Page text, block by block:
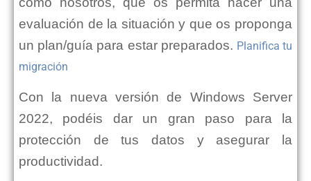
evaluación de la situación y que os proponga
un plan/guía para estar preparados. Planifica tu
migración
Con la nueva versión de Windows Server
2022, podéis dar un gran paso para la
protección de tus datos y asegurar la
productividad.